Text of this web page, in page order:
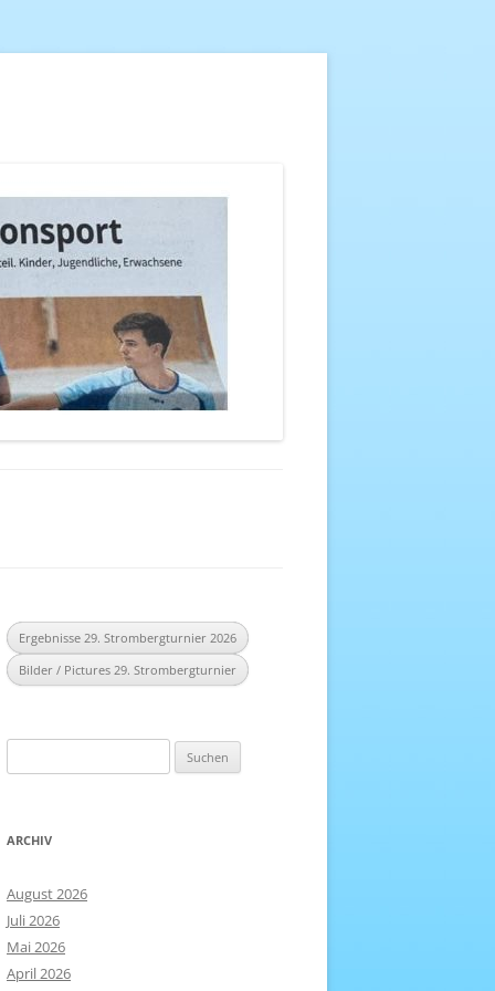
Ergebnisse 29. Strombergturnier 2026
Bilder / Pictures 29. Strombergturnier
nach:
ARCHIV
August 2026
Juli 2026
Mai 2026
April 2026